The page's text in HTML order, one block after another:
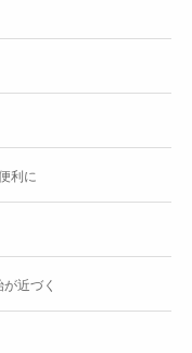
利に
近づく